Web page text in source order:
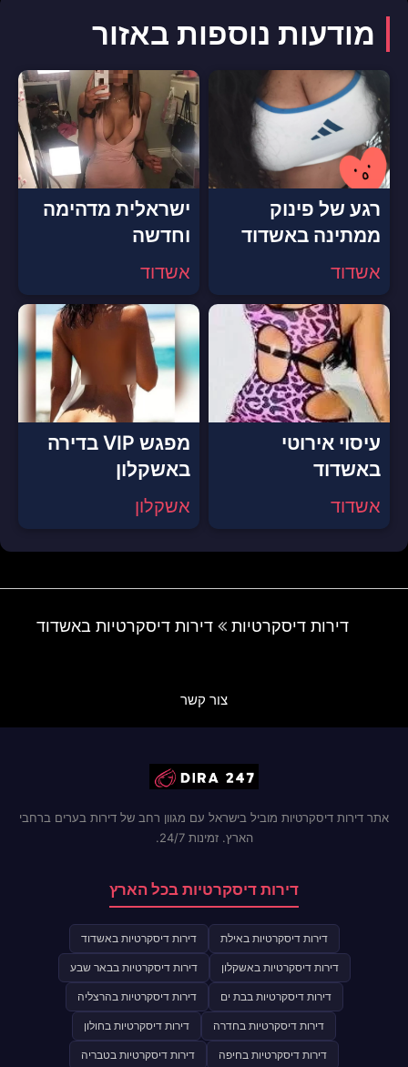
מודעות נוספות באזור
רגע של פינוק
ממתינה באשדוד
אשדוד
ישראלית מדהימה
וחדשה
אשדוד
עיסוי אירוטי
באשדוד
אשדוד
מפגש VIP בדירה
באשקלון
אשקלון
דירות דיסקרטיות דירות דיסקרטיות באשדוד
צור קשר
אתר דירות דיסקרטיות מוביל בישראל עם מגוון רחב של דירות בערים ברחבי
הארץ. זמינות 24/7.
דירות דיסקרטיות בכל הארץ
דירות דיסקרטיות באילת דירות דיסקרטיות באשדוד
דירות דיסקרטיות באשקלון דירות דיסקרטיות בבאר שבע
דירות דיסקרטיות בבת ים דירות דיסקרטיות בהרצליה
דירות דיסקרטיות בחדרה דירות דיסקרטיות בחולון
דירות דיסקרטיות בחיפה דירות דיסקרטיות בטבריה